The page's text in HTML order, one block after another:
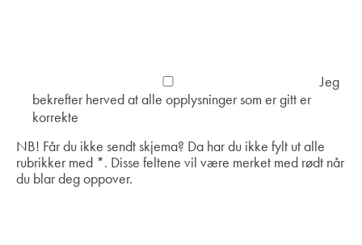
Jeg
bekrefter herved at alle opplysninger som er gitt er
korrekte
NB! Får du ikke sendt skjema? Da har du ikke fylt ut alle
rubrikker med *. Disse feltene vil være merket med rødt når
du blar deg oppover.